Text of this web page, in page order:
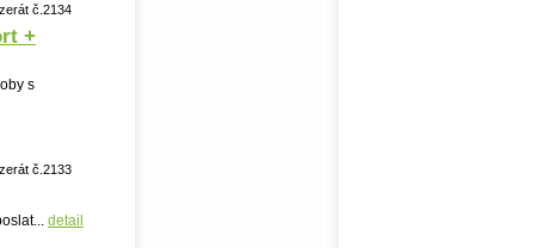
č.2134
+
s
č.2133
detail